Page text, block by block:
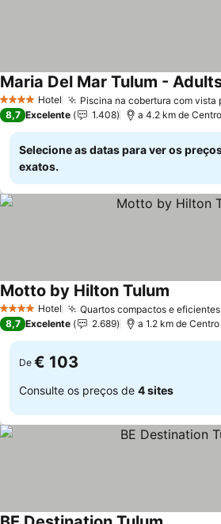
4 EstrelasHotel Piscina na cobertura com vista
Maria Del Mar Tulum -
8,7 Excelente 1.408 a 4.2 km de
Selecione as datas para ver os
exatos.
4 EstrelasHotel Quartos compactos e eficientes
Motto by Hilton Tulum
8,7 Excelente 2.689 a 1.2 km de
De € 103
Consulte os preços de 4 sites